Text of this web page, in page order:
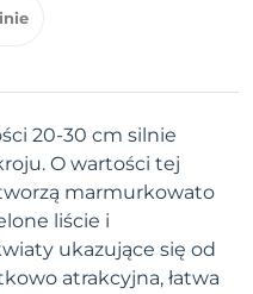
20-30 cm silnie
O wartości tej
marmurkowato
liście i
ukazujące się od
atrakcyjna, łatwa